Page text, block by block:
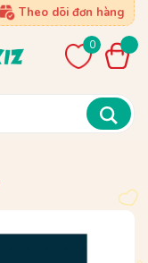
Theo dõi đơn hàng
0